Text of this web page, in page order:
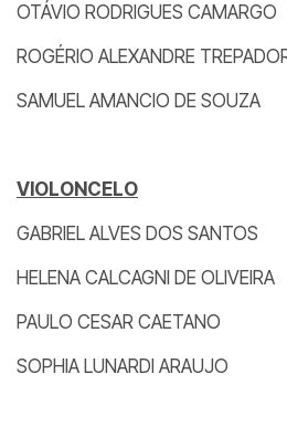
OTÁVIO RODRIGUES CAMARGO
ROGÉRIO ALEXANDRE
SAMUEL AMANCIO DE SOUZA
VIOLONCELO
GABRIEL ALVES DOS SANTOS
HELENA CALCAGNI DE OLIVEIRA
PAULO CESAR CAETANO
SOPHIA LUNARDI ARAUJO